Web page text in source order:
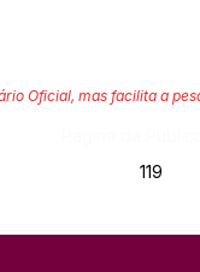
Oficial, mas facilita a
119